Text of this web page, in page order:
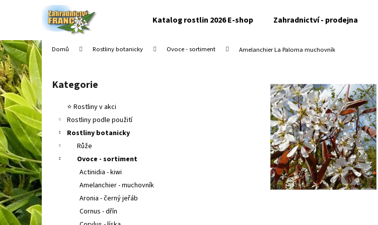
Katalog rostlin 2026 E-shop Zahradnictví - prodejna
Domů Rostliny botanicky Ovoce - sortiment Amelanchier La Paloma muchovník
P
o
s
t
r
a
n
n
í
p
a
n
Přeskočit
kategorie
Kategorie
⭐ Rostliny v akci
Rostliny podle použití
Rostliny botanicky
Růže
Ovoce - sortiment
Actinidia - kiwi
Amelanchier - muchovník
Aronia - černý jeřáb
Cornus - dřín
í
k
Zpět
do
obchodu
Zpět
do
obchodu
Co potřebujete najít?
HLEDAT
Doporučujeme